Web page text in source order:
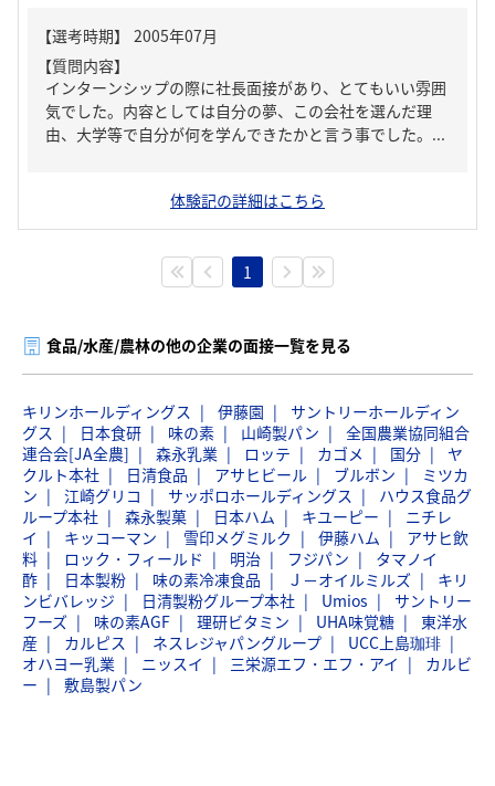
【質問内容】
インターンシップの際に社長面接があり、とてもいい雰囲
気でした。内容としては自分の夢、この会社を選んだ理
由、大学等で自分が何を学んできたかと言う事でした。...
体験記の詳細はこちら
1
食品/水産/農林の他の企業の面接一覧を見る
キリンホールディングス 伊藤園
サントリーホールディン
グス
日本食研 味の素 山崎製パン
全国農業協同組合
連合会[JA全農]
森永乳業 ロッテ カゴメ 国分
ヤ
クルト本社
日清食品 アサヒビール ブルボン
ミツカ
ン
江崎グリコ サッポロホールディングス
ハウス食品グ
ループ本社
森永製菓 日本ハム キユーピー
ニチレ
イ
キッコーマン 雪印メグミルク 伊藤ハム
アサヒ飲
料
ロック・フィールド 明治 フジパン
タマノイ
酢
日本製粉 味の素冷凍食品 Ｊ－オイルミルズ
キリ
ンビバレッジ
日清製粉グループ本社 Umios
サントリー
フーズ
味の素AGF 理研ビタミン UHA味覚糖
東洋水
産
カルピス ネスレジャパングループ
UCC上島珈琲
オハヨー乳業
ニッスイ 三栄源エフ・エフ・アイ
カルビ
ー
敷島製パン